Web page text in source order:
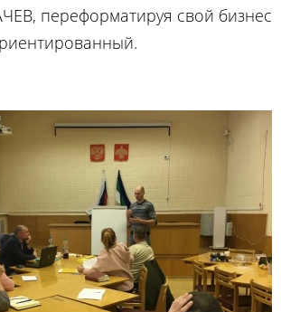
переформатируя свой бизнес